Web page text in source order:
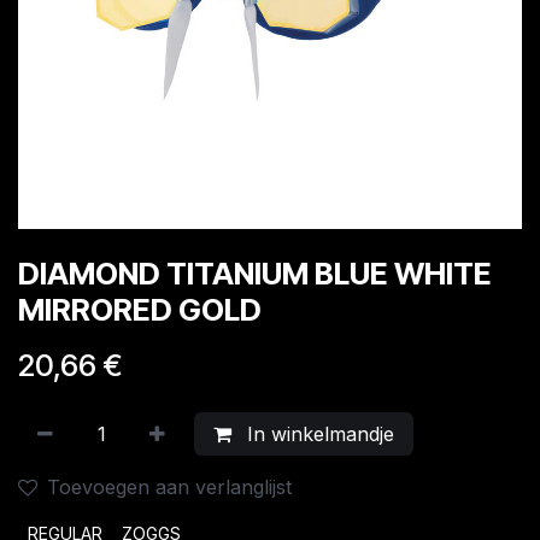
DIAMOND TITANIUM BLUE WHITE
MIRRORED GOLD
20,66 €
In winkelmandje
Toevoegen aan verlanglijst
REGULAR ZOGGS